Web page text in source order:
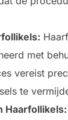
met
vereist
te
Haarfollikels: